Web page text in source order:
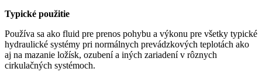
Typické použitie
Používa sa ako fluid pre prenos pohybu a výkonu pre všetky typické
hydraulické systémy pri normálnych prevádzkových teplotách ako
aj na mazanie ložísk, ozubení a iných zariadení v rôznych
cirkulačných systémoch.